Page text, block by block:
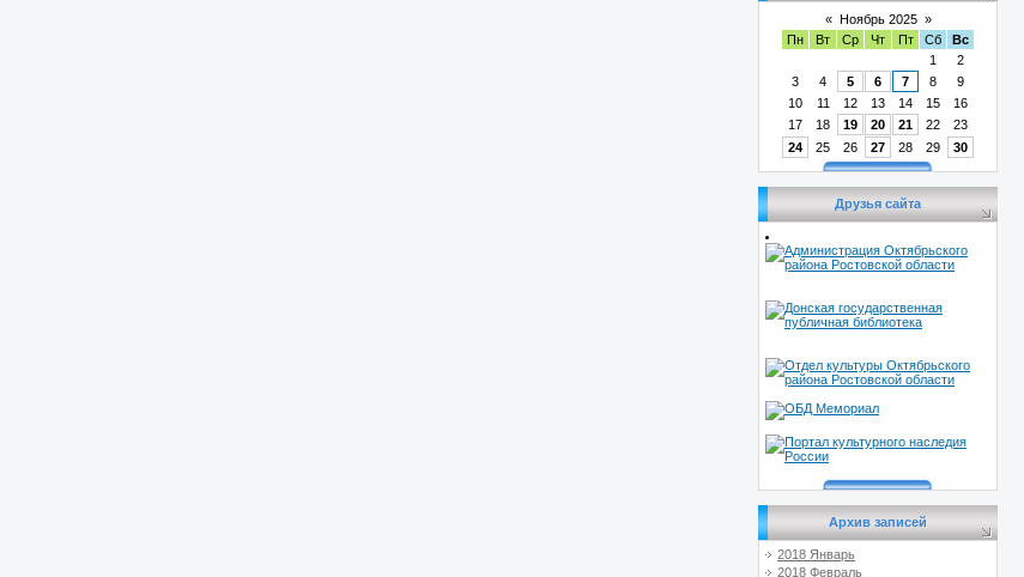
« Ноябрь 2025 »
Пн
Вт Ср Чт Пт Сб
Вс
1
2
3
4 5 6 7 8
9
10
11 12 13 14 15
16
17
18 19 20 21 22
23
24
25 26 27 28 29 30
Друзья сайта
Архив записей
2018 Январь
2018 Февраль